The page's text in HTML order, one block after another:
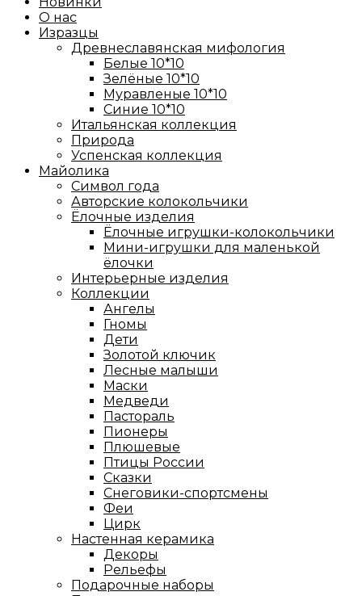
О нас
Изразцы
Древнеславянская мифология
Белые 10*10
Зелёные 10*10
Муравленые 10*10
Синие 10*10
Итальянская коллекция
Природа
Успенская коллекция
Майолика
Символ года
Авторские колокольчики
Ёлочные изделия
Ёлочные игрушки-колокольчики
Мини-игрушки для маленькой
ёлочки
Интерьерные изделия
Коллекции
Ангелы
Гномы
Дети
Золотой ключик
Лесные малыши
Маски
Медведи
Пастораль
Пионеры
Плюшевые
Птицы России
Сказки
Снеговики-спортсмены
Феи
Цирк
Настенная керамика
Декоры
Рельефы
Подарочные наборы